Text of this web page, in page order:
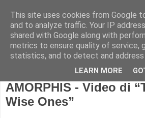
AMORPHIS - Video di
Wise Ones”
This site uses cookies from Google
and to analyze traffic. Your IP
shared with Google along with
metrics to ensure quality of service,
statistics, and to detect and address
LEARN MORE